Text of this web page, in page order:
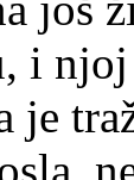
i njoj
je